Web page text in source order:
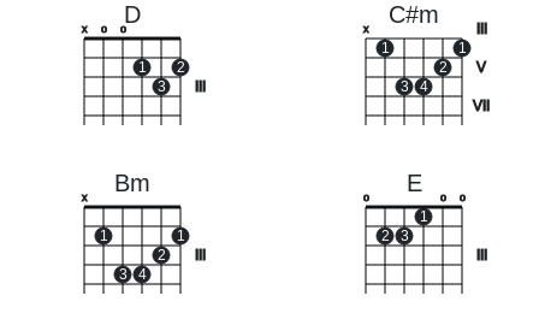
D
x o o
1
3
2
C#m
V
VII
x
1
3 4
2
1
Bm
x
1
3 4
2
1
E
o
2 3
1
o o